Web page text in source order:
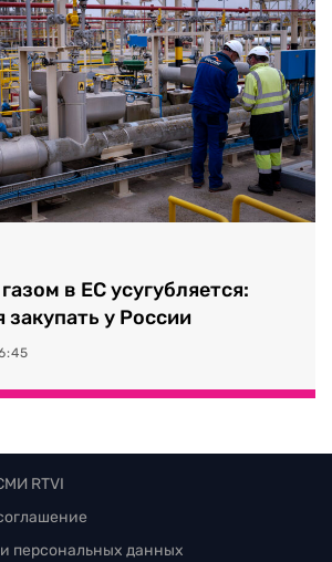
в ЕС усугубляется:
закупать у России
RTVI
персональных данных